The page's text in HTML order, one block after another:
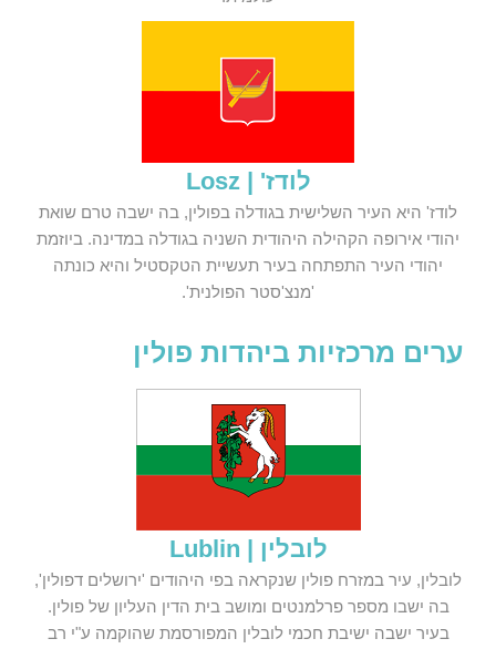
לודז' | Losz
לודז' היא העיר השלישית בגודלה בפולין, בה ישבה טרם שואת
יהודי אירופה הקהילה היהודית השניה בגודלה במדינה. ביוזמת
יהודי העיר התפתחה בעיר תעשיית הטקסטיל והיא כונתה
'מנצ'סטר הפולנית'.
ערים מרכזיות ביהדות פולין
לובלין | Lublin
לובלין, עיר במזרח פולין שנקראה בפי היהודים 'ירושלים דפולין',
בה ישבו מספר פרלמנטים ומושב בית הדין העליון של פולין.
בעיר ישבה ישיבת חכמי לובלין המפורסמת שהוקמה ע"י רב